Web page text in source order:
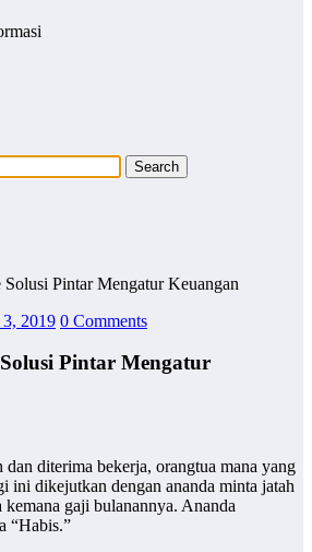
Pintar Mengatur Keuangan
3, 2019 0 Comments
Pintar Mengatur
diterima bekerja, orangtua mana yang
ini dikejutkan dengan ananda minta jatah
kemana gaji bulanannya. Ananda
“Habis.”